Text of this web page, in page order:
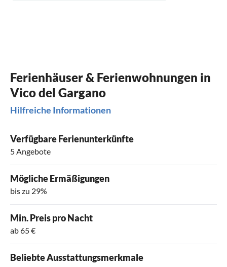
Ferienhäuser & Ferienwohnungen in
Vico del Gargano
Hilfreiche Informationen
Verfügbare Ferienunterkünfte
5 Angebote
Mögliche Ermäßigungen
bis zu 29%
Min. Preis pro Nacht
ab 65 €
Beliebte Ausstattungsmerkmale